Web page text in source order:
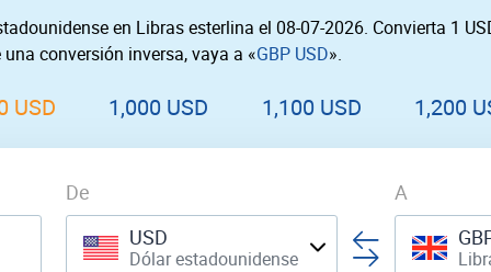
de Mí
Cerca de Mí
en Libras esterlina el 08-07-2026. Convierta 1
conversión inversa, vaya a «GBP USD».
USD 1,000 USD 1,100 USD 1,200
De
USD
Dólar estadounidense
A